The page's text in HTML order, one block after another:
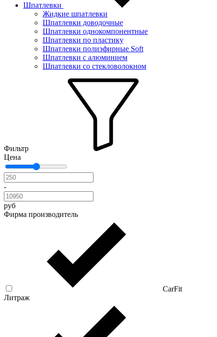
Шпатлевки
Жидкие шпатлевки
Шпатлевки доводочные
Шпатлевки однокомпонентные
Шпатлевки по пластику
Шпатлевки полиэфирные Soft
Шпатлевки с алюминием
Шпатлевки со стекловолокном
Фильтр
Цена
-
руб
Фирма производитель
CarFit
Литраж